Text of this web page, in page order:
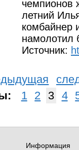
чемпионов
летний
комбайнер
намолотил
Источник:
1 2 3 4
Информация